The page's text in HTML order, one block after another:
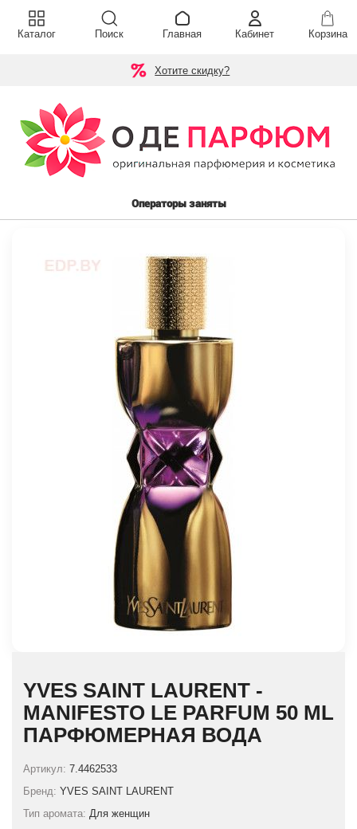
Хотите скидку?
Операторы заняты
YVES SAINT LAURENT -
MANIFESTO LE PARFUM 50 ML
ПАРФЮМЕРНАЯ ВОДА
Артикул: 7.4462533
Бренд: YVES SAINT LAURENT
Тип аромата: Для женщин
Каталог Поиск Главная Кабинет Корзина